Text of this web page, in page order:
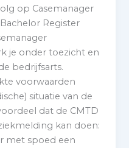
op Casemanager
Register
je onder toezicht en
bedrijfsarts.
voorwaarden
situatie van de
dat de CMTD
kan doen:
met spoed een